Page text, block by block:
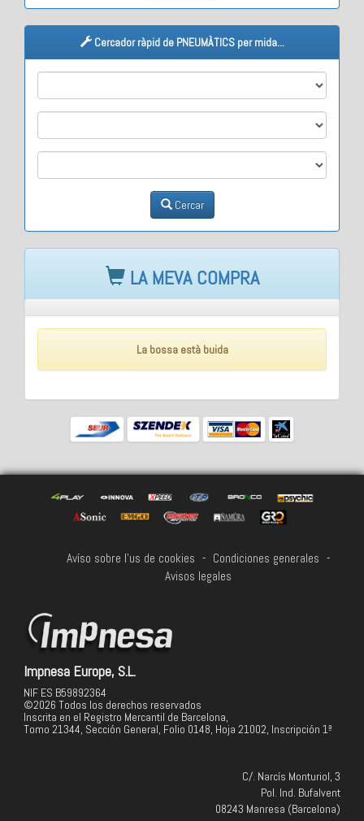
Cercador ràpid de PNEUMÀTICS per mida...
Cercar
LA MEVA COMPRA
La bossa està buida
Avíso sobre l'us de cookies - Condiciones generales -
Avisos legales
Impnesa Europe, S.L.
NIF ES B59892364
©2026 Todos los derechos reservados
Inscrita en el Registro Mercantil de Barcelona,
Tomo 21344, Sección General, Folio 0148, Hoja 21002, Inscripción 1ª
C/. Narcís Monturiol, 3
Pol. Ind. Bufalvent
08243 Manresa (Barcelona)